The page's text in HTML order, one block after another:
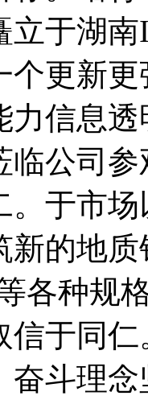
立于湖
个更新
力信息
临公司
。于市
新的地
各种规
信于同
奋斗理